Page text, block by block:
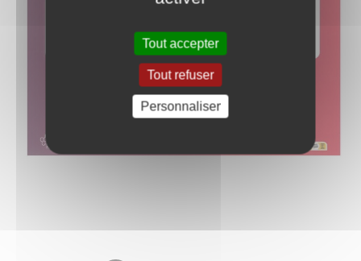
Tout accepter
Tout refuser
Personnaliser